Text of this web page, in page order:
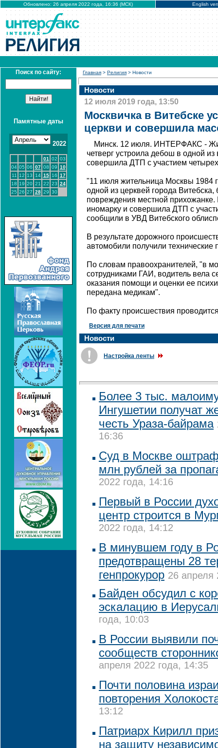
Обновлено: 26 апреля 2022 года, 16:36 (МСК) English
Поиск по сайту:
Памятные даты
2022
01 02 03
04 05 06 07 08 09 10
11
12 13 14 15 16 17
18 19 20 21 22 23 24
25 26 27 28 29 30
Главная > Религия > Новости
Новости
12 июля 2019 года, 13:50
Москвичка в Витебске
церкви и совершила
Минск. 12 июля. ИНТЕРФАКС -
четверг устроила дебош в одной из
совершила ДТП с участием
"11 июля жительница Москвы 1984
одной из церквей города
повреждения местной прихожанке.
иномарку и совершила ДТП с
сообщили в УВД Витебского
В результате дорожного
автомобили получили технические
По словам правоохранителей, "в
сотрудниками ГАИ, водитель вела
оказания помощи и оценки ее
передана медикам".
По факту происшествия
Версия для печати
Новости
Настройка ленты
Более 3 тыс.
Ингушетии получат
честь Ураза-байрама
16:36
Суд в Москве
млн рублей за
2022 года, 14:16
Первый в России
центр строится в
2022 года, 14:12
В минувшем году в
предотвращены 28
генпрокурор 26 апреля
Байден обсудил с
эскалацию в
года, 10:03
В России выявили
сообществ
апреля 2022 года, 14:35
Почти половина
повторения
13:12
Патриарх Кирилл
на защиту